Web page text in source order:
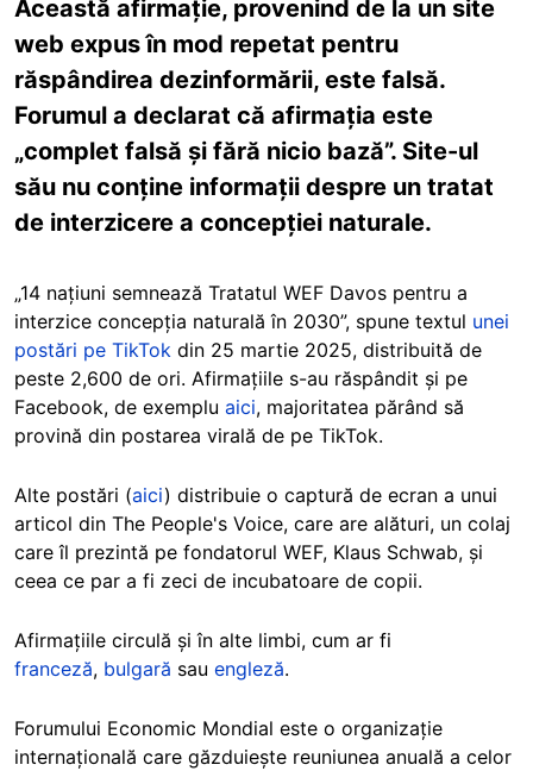
Această afirmație, provenind de la un site
web expus în mod repetat pentru
răspândirea dezinformării, este falsă.
Forumul a declarat că afirmația este
„complet falsă și fără nicio bază”. Site-ul
său nu conține informații despre un tratat
de interzicere a concepției naturale.
„14 națiuni semnează Tratatul WEF Davos pentru a
interzice concepția naturală în 2030”, spune textul unei
postări pe TikTok din 25 martie 2025, distribuită de
peste 2,600 de ori. Afirmațiile s-au răspândit și pe
Facebook, de exemplu aici, majoritatea părând să
provină din postarea virală de pe TikTok.
Alte postări (aici) distribuie o captură de ecran a unui
articol din The People's Voice, care are alături, un colaj
care îl prezintă pe fondatorul WEF, Klaus Schwab, și
ceea ce par a fi zeci de incubatoare de copii.
Afirmațiile circulă și în alte limbi, cum ar fi
franceză, bulgară sau engleză.
Forumului Economic Mondial este o organizație
internațională care găzduiește reuniunea anuală a celor